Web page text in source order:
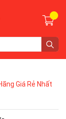
Giá Rẻ Nhất